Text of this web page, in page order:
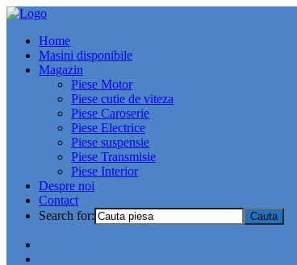
Home
Masini disponibile
Magazin
Piese Motor
Piese cutie de viteza
Piese Caroserie
Piese Electrice
Piese suspensie
Piese Transmisie
Piese Interior
Despre noi
Contact
Search for: